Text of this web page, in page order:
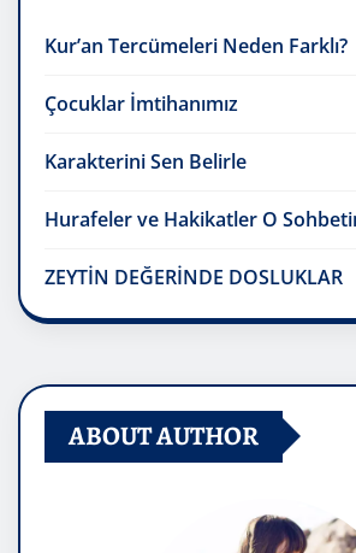
Kur’an Tercümeleri Neden Farklı?
Çocuklar İmtihanımız
Karakterini Sen Belirle
Hurafeler ve Hakikatler O
ZEYTİN DEĞERİNDE DOSLUKLAR
ABOUT AUTHOR